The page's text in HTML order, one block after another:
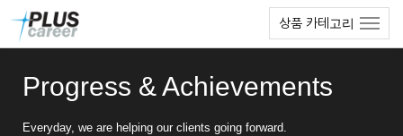
상품 카테고리
Progress & Achievements
Everyday, we are helping our clients going forward.